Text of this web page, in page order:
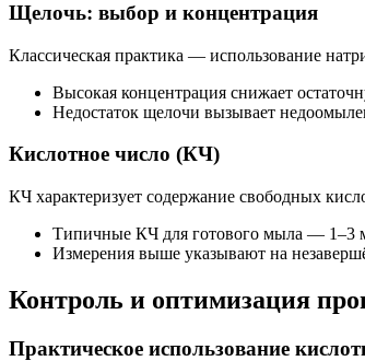
Щелочь: выбор и концентрация
Классическая практика — использование
Высокая концентрация снижает
Недостаток щелочи вызывает
Кислотное число (КЧ)
КЧ характеризует содержание свободных
Типичные КЧ для готового мыла — 1–3
Измерения выше указывают на
Контроль и оптимизация
Практическое использование